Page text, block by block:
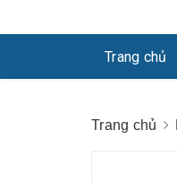
Trang chủ
Trang chủ